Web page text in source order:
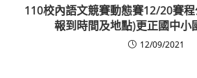
110校內語文競賽動態賽12/20賽程
報到時間及地點)更正國中小
12/09/2021